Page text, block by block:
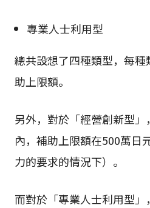
專業人士利用型
總共設想了四種類型，每
助上限額。
另外，對於「經營創新型
內，補助上限額在500萬日
力的要求的情況下）。
而對於「專業人士利用型